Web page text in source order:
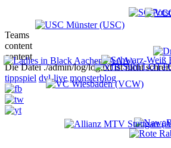
Teams
content
content
Die Datei ./admin/log/log.txt ist nicht
tippspiel dvl-live monsterblog